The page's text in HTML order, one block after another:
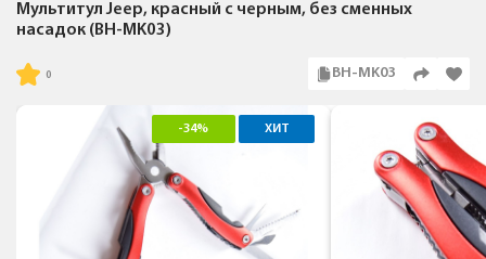
Мультитул Jeep, красный с черным, без сменных
насадок (BH-MK03)
BH-MK03
-34% ХИТ